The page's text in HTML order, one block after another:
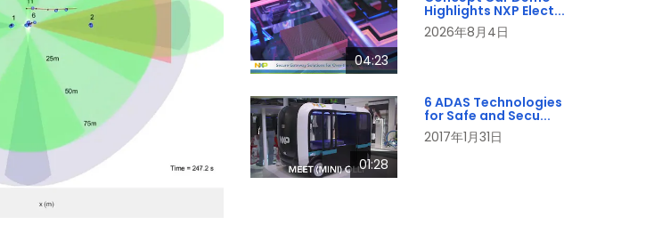
04:23
Highlights NXP Elect...
2026年8月4日
01:28
6 ADAS Technologies
for Safe and Secu...
2017年1月31日